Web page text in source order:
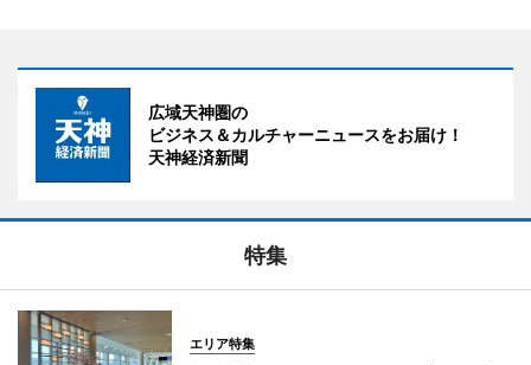
広域天神圏の
ビジネス＆カルチャーニュースをお届け！
天神経済新聞
特集
エリア特集